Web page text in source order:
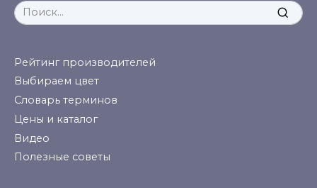
Search
for:
Рейтинг производителей
Выбираем цвет
Словарь терминов
Цены и каталог
Видео
Полезные советы